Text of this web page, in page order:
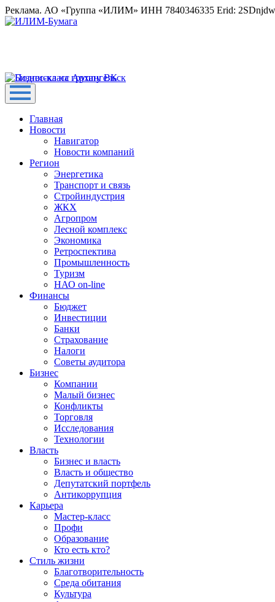
Реклама. АО «Группа «ИЛИМ» ИНН 7840346335 Erid:
Главная
Новости
Навигатор
Новости компаний
Регион
Энергетика
Транспорт и связь
Стройиндустрия
ЖКХ
Агропром
Лесной комплекс
Экономика
Ретроспектива
Промышленность
Туризм
НАО on-line
Финансы
Бюджет
Инвестиции
Банки
Страхование
Налоги
Советы аудитора
Бизнес
Компании
Малый бизнес
Конфликты
Торговля
Исследования
Технологии
Власть
Бизнес и власть
Власть и общество
Депутатский портфель
Антикоррупция
Карьера
Мастер-класс
Профи
Образование
Кто есть кто?
Стиль жизни
Благотворительность
Среда обитания
Культура